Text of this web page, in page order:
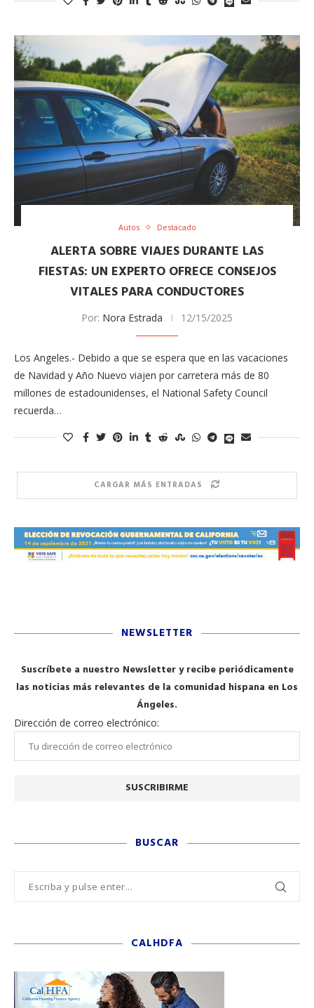
Autos Destacado
ALERTA SOBRE VIAJES DURANTE LAS
FIESTAS: UN EXPERTO OFRECE CONSEJOS
VITALES PARA CONDUCTORES
Por: Nora Estrada 12/15/2025
Los Angeles.- Debido a que se espera que en las vacaciones
de Navidad y Año Nuevo viajen por carretera más de 80
millones de estadounidenses, el National Safety Council
recuerda…
CARGAR MÁS ENTRADAS
NEWSLETTER
Suscríbete a nuestro Newsletter y recibe periódicamente
las noticias más relevantes de la comunidad hispana en Los
Ángeles.
Dirección de correo electrónico:
BUSCAR
CALHDFA